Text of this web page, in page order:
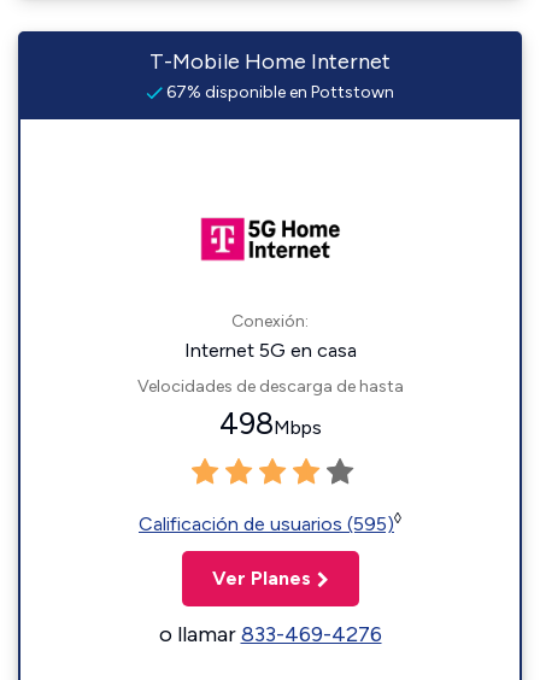
T-Mobile Home Internet
67% disponible en Pottstown
Conexión:
Internet 5G en casa
Velocidades de descarga de hasta
498Mbps
Calificación de usuarios (595)◊
Ver Planes
o llamar833-469-4276